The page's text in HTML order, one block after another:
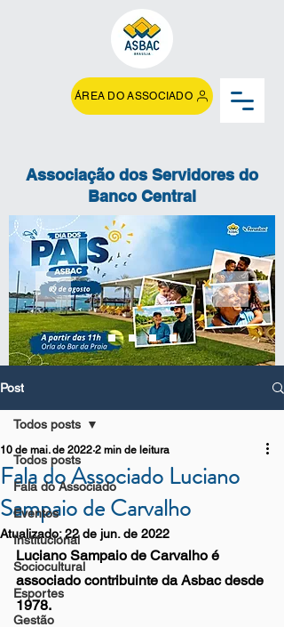
ÁREA DO ASSOCIADO
Associação dos Servidores do
Banco Central
Post
Todos posts
Fala do Associado
Eventos
Institucional
Sociocultural
Esportes
Gestão
Todos posts
Fala do Associado Luciano
Sampaio de Carvalho
10 de mai. de 2022 2 min de leitura
Atualizado:22 de jun. de 2022
Luciano Sampaio de Carvalho é
associado contribuinte da Asbac desde
1978.